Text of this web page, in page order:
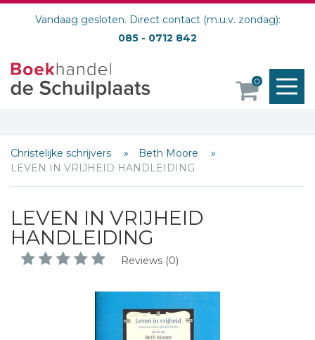
Vandaag gesloten. Direct contact (m.u.v. zondag):
085 - 0712 842
0
Christelijke schrijvers
Beth Moore
LEVEN IN VRIJHEID HANDLEIDING
LEVEN IN VRIJHEID
HANDLEIDING
Reviews (0)